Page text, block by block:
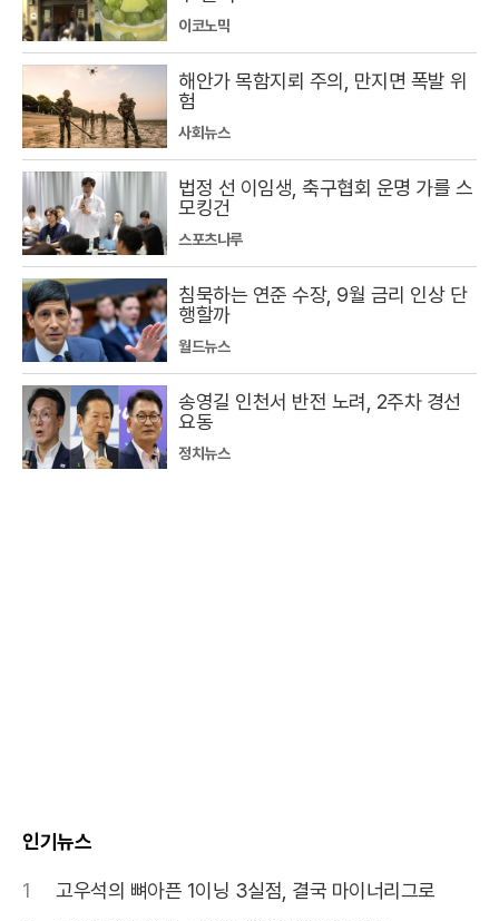
이코노믹
해안가 목함지뢰 주의, 만지면 폭발 위
험
사회뉴스
법정 선 이임생, 축구협회 운명 가를 스
모킹건
스포츠나루
침묵하는 연준 수장, 9월 금리 인상 단
행할까
월드뉴스
송영길 인천서 반전 노려, 2주차 경선
요동
정치뉴스
인기뉴스
1
고우석의 뼈아픈 1이닝 3실점, 결국 마이너리그로